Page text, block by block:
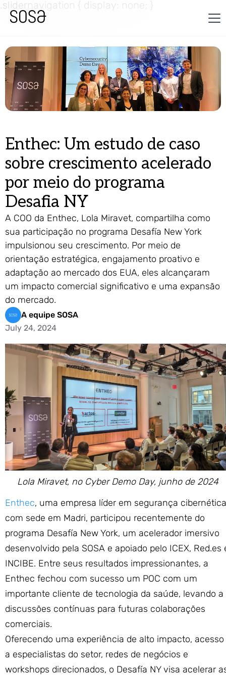
.slidernavigation { display: none; }
Enthec: Um estudo de caso
sobre crescimento acelerado
por meio do programa
Desafia NY
A COO da Enthec, Lola Miravet, compartilha como
sua participação no programa Desafía New York
impulsionou seu crescimento. Por meio de
orientação estratégica, engajamento proativo e
adaptação ao mercado dos EUA, eles alcançaram
um impacto comercial significativo e uma expansão
do mercado.
A equipe SOSA
July 24, 2024
Lola Miravet, no Cyber Demo Day, junho de 2024
Enthec, uma empresa líder em segurança cibernética
com sede em Madri, participou recentemente do
programa Desafía New York, um acelerador imersivo
desenvolvido pela SOSA e apoiado pelo ICEX, Red.es
INCIBE. Entre seus resultados impressionantes, a
Enthec fechou com sucesso um POC com um
importante cliente de tecnologia da saúde, levando a
discussões contínuas para futuras colaborações
comerciais.
Oferecendo uma experiência de alto impacto, acesso
a especialistas do setor, redes de negócios e
workshops direcionados, o Desafía NY visa acelerar